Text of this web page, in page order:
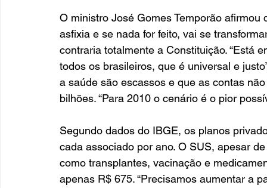
O ministro José Gomes Temporão
asfixia e se nada for feito, vai se
contraria totalmente a Constituição. “Está
todos os brasileiros, que é universal e
a saúde são escassos e que as contas
bilhões. “Para 2010 o cenário é o pior
Segundo dados do IBGE, os planos
cada associado por ano. O SUS, apesar
como transplantes, vacinação e
apenas R$ 675. “Precisamos aumentar a